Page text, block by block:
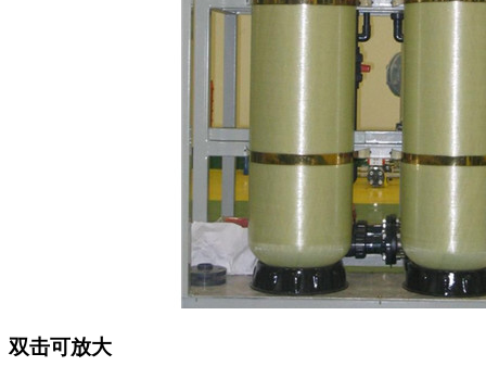
双击可放大